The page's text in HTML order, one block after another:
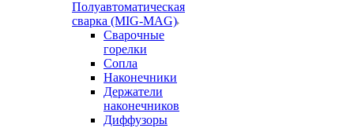
Полуавтоматическая
сварка (MIG-MAG)
Сварочные
горелки
Сопла
Наконечники
Держатели
наконечников
Диффузоры